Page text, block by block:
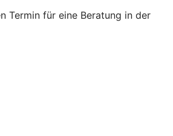
Termin für eine Beratung in der